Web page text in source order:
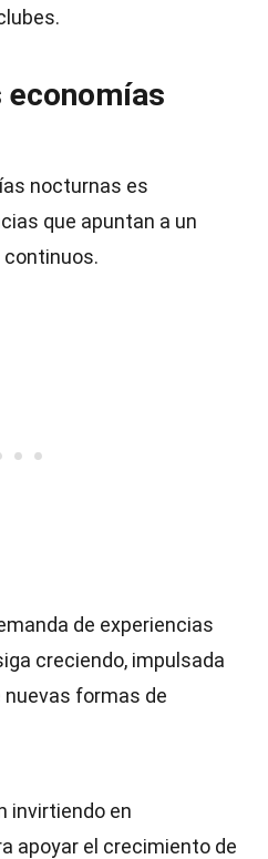
economías
nocturnas es
que apuntan a un
de experiencias
creciendo, impulsada
nuevas formas de
invirtiendo en
apoyar el crecimiento de